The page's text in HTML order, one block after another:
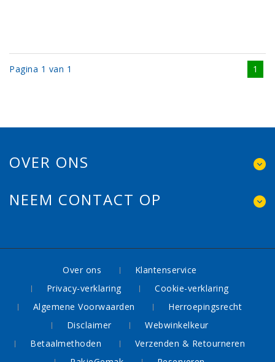
Pagina 1 van 1 1
OVER ONS
NEEM CONTACT OP
Over ons
Klantenservice
Privacy-verklaring
Cookie-verklaring
Algemene Voorwaarden
Herroepingsrecht
Disclaimer
Webwinkelkeur
Betaalmethoden
Verzenden & Retourneren